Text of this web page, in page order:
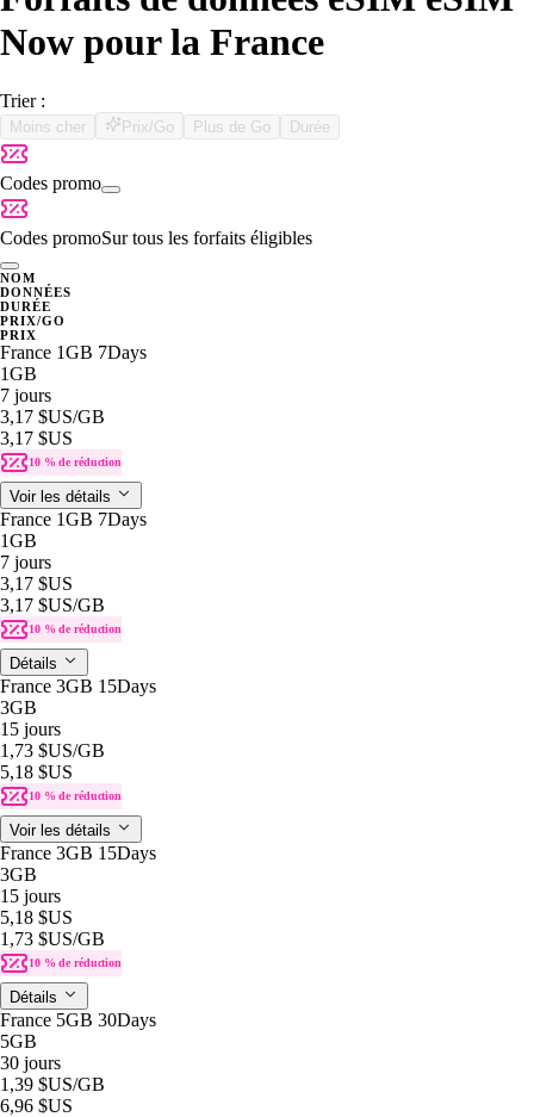
Now pour la France
Trier :
Moins cher Prix/Go Plus de Go Durée
Codes promo
Codes promoSur tous les forfaits éligibles
NOM
DONNÉES
DURÉE
PRIX/GO
PRIX
France 1GB 7Days
1GB
7 jours
3,17 $US/GB
3,17 $US
10 % de réduction
Voir les détails
France 1GB 7Days
1GB
7 jours
3,17 $US
3,17 $US/GB
10 % de réduction
Détails
France 3GB 15Days
3GB
15 jours
1,73 $US/GB
5,18 $US
10 % de réduction
Voir les détails
France 3GB 15Days
3GB
15 jours
5,18 $US
1,73 $US/GB
10 % de réduction
Détails
France 5GB 30Days
5GB
30 jours
1,39 $US/GB
6,96 $US